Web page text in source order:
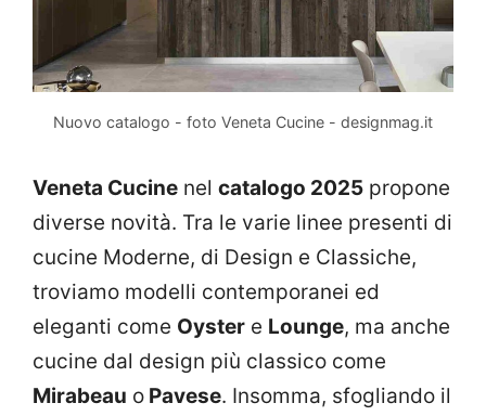
Nuovo catalogo - foto Veneta Cucine - designmag.it
Veneta Cucine nel catalogo 2025 propone
diverse novità. Tra le varie linee presenti di
cucine Moderne, di Design e Classiche,
troviamo modelli contemporanei ed
eleganti come Oyster e Lounge, ma anche
cucine dal design più classico come
Mirabeau o Pavese. Insomma, sfogliando il